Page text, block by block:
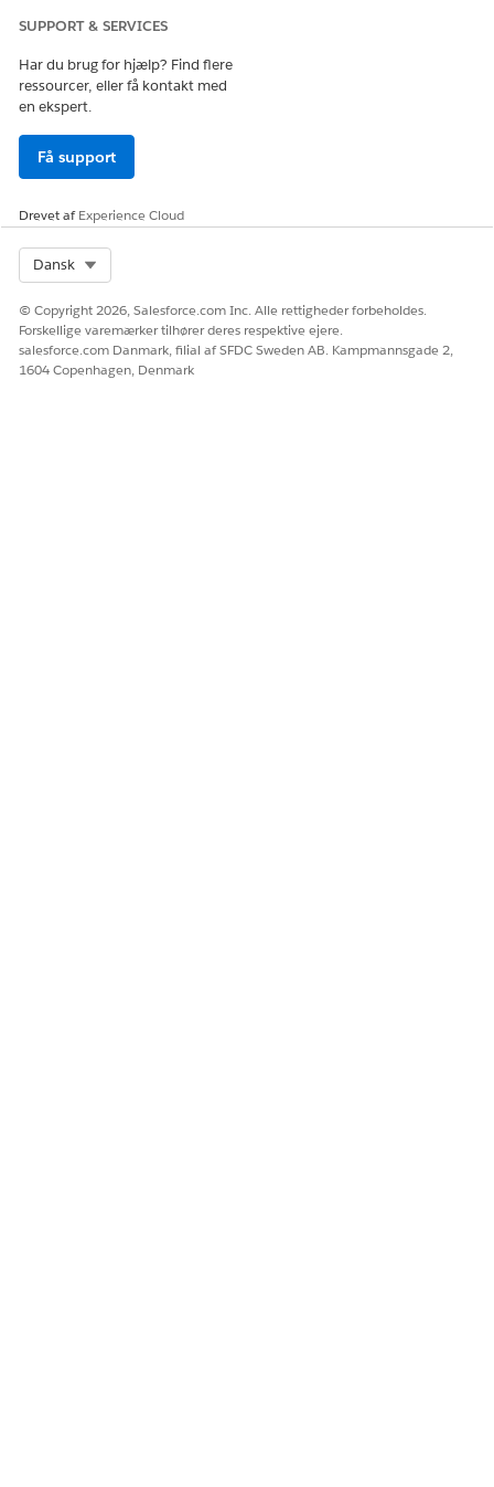
SUPPORT & SERVICES
Har du brug for hjælp? Find flere
ressourcer, eller få kontakt med
en ekspert.
Få support
Drevet afExperience Cloud
Dansk
© Copyright 2026, Salesforce.com Inc. Alle rettigheder forbeholdes.
Forskellige varemærker tilhører deres respektive ejere.
salesforce.com Danmark, filial af SFDC Sweden AB. Kampmannsgade 2,
1604 Copenhagen, Denmark